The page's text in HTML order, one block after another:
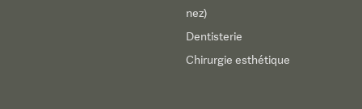
nez)
Dentisterie
Chirurgie esthétique